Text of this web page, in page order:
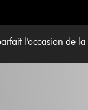
Offrez le cadeau parfait